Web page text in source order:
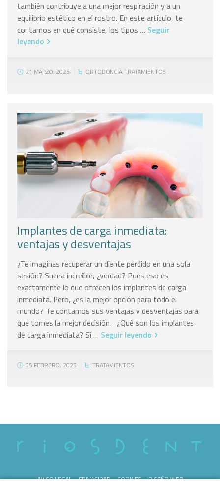
también contribuye a una mejor respiración y a un
equilibrio estético en el rostro. En este artículo, te
contamos en qué consiste, los tipos … Seguir
leyendo
21 MARZO, 2025 ORTODONCIA,TRATAMIENTOS
Implantes de carga inmediata:
ventajas y desventajas
¿Te imaginas recuperar un diente perdido en una sola
sesión? Suena increíble, ¿verdad? Pues eso es
exactamente lo que ofrecen los implantes de carga
inmediata. Pero, ¿es la mejor opción para todo el
mundo? Te contamos sus ventajas y desventajas para
que tomes la mejor decisión. ¿Qué son los implantes
de carga inmediata? Si … Seguir leyendo
25 FEBRERO, 2025 TRATAMIENTOS
AVISO LEGAL PRIVACIDAD COOKIES DISEÑO WEB